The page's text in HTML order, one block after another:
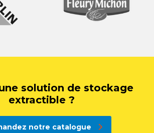
solution de stockage
extractible ?
notre catalogue